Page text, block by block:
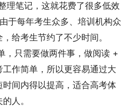
理笔记，这就花费了很多低效
于每年考生众多、培训机构众
给考生节约了不少时间。
，只需要做两件事，做阅读 +
作简单，所以更容易通过大
间内得以提高，适合高考体
人。